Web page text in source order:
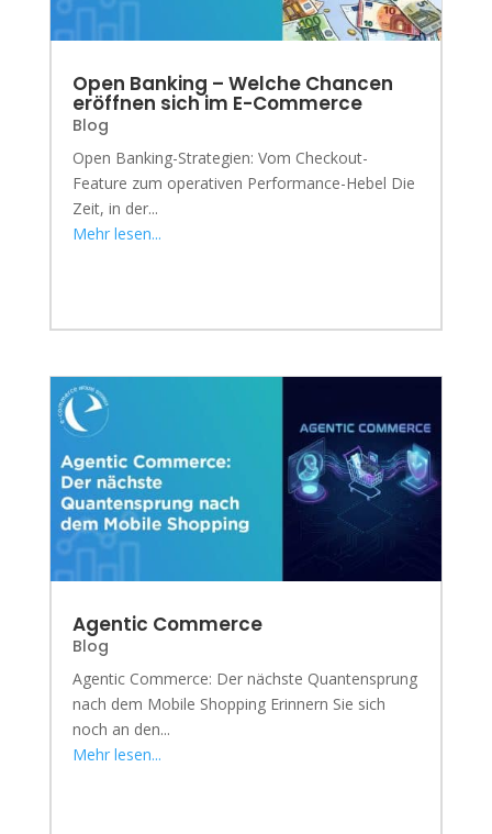
Open Banking – Welche Chancen
eröffnen sich im E-Commerce
Blog
Open Banking-Strategien: Vom Checkout-
Feature zum operativen Performance-Hebel Die
Zeit, in der...
Mehr lesen...
Agentic Commerce
Blog
Agentic Commerce: Der nächste Quantensprung
nach dem Mobile Shopping Erinnern Sie sich
noch an den...
Mehr lesen...